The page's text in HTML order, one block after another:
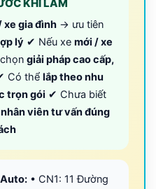
KHI LÀM
xe gia đình → ưu tiên
lý ✔ Nếu xe mới / xe
giải pháp cao cấp,
Có thể lắp theo nhu
trọn gói ✔ Chưa biết
viên tư vấn đúng
• CN1: 11 Đường